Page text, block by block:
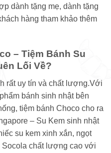
dành tặng mẹ, dành tặng
hàng tham khảo thêm
– Tiệm Bánh Su
Lối Về?
rất uy tín và chất lượng.Với
bánh sinh nhật bên
tiệm bánh Choco cho ra
– Su Kem sinh nhật
su kem xinh xắn, ngọt
chất lượng cao với